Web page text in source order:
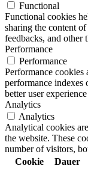
Functional
Functional cookies
sharing the content
feedbacks, and other
Performance
Performance
Performance cookies
performance
better user
Analytics
Analytics
Analytical cookies
the website. These
number of visitors,
Cookie
Dauer